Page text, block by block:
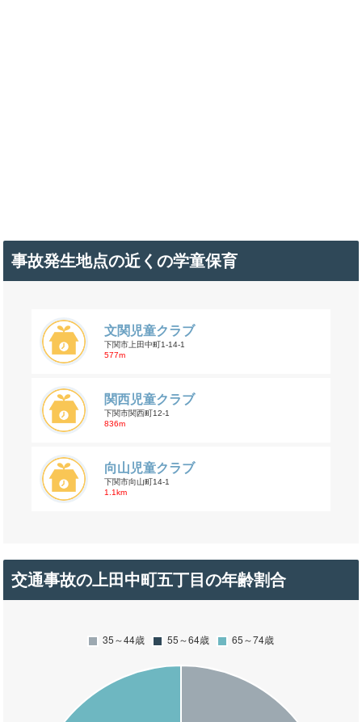
事故発生地点の近くの学童保育
文関児童クラブ
下関市上田中町1-14-1
577m
関西児童クラブ
下関市関西町12-1
836m
向山児童クラブ
下関市向山町14-1
1.1km
交通事故の上田中町五丁目の年齢割合